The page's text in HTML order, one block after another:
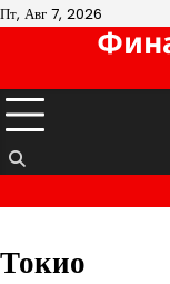
Перейти
Пт, Авг 7, 2026
Токио